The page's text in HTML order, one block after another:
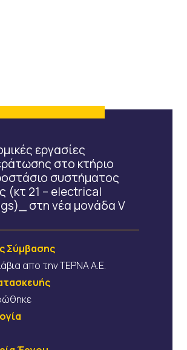
εργασίες
στο κτήριο
συστήματος
(κτ 21 – electrical
στη νέα μονάδα V
Σύμβασης
απο την ΤΕΡΝΑ Α.Ε.